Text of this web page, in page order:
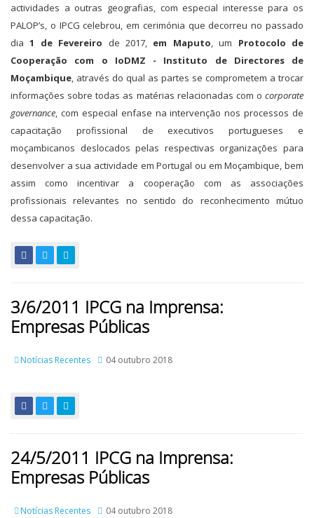
actividades a outras geografias, com especial interesse para os
PALOP’s, o IPCG celebrou, em cerimónia que decorreu no passado
dia1 de Fevereiro de 2017, em Maputo, um Protocolo de
Cooperação com o IoDMZ - Instituto de Directores de
Moçambique, através do qual as partes se comprometem a trocar
informações sobre todas as matérias relacionadas com o corporate
governance, com especial enfase na intervenção nos processos de
capacitação profissional de executivos portugueses e
moçambicanos deslocados pelas respectivas organizações para
desenvolver a sua actividade em Portugal ou em Moçambique, bem
assim como incentivar a cooperação com as associações
profissionais relevantes no sentido do reconhecimento mútuo
dessa capacitação.
3/6/2011 IPCG na Imprensa:
Empresas Públicas
Notícias Recentes 04 outubro 2018
24/5/2011 IPCG na Imprensa:
Empresas Públicas
Notícias Recentes 04 outubro 2018